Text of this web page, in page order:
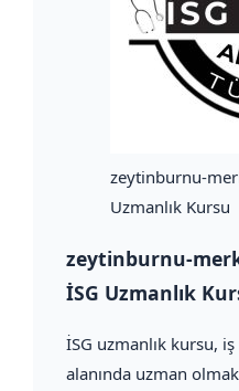
zeytinburnu-
Uzmanlık Kursu
zeytinburnu-
İSG Uzmanlık
İSG uzmanlık kursu,
alanında uzman